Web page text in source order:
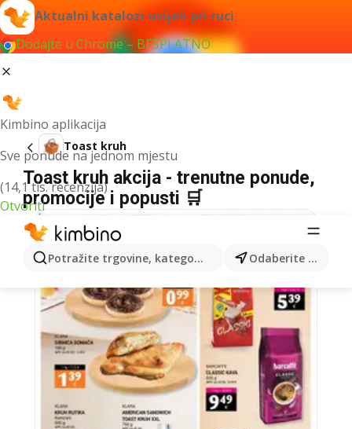
Aktualni katalozi uvijek pri ruci
Dodajte u Chrome – BESPLATNO
Kimbino aplikacija
Sve ponude na jednom mjestu
(14,1 tis. recenzija)
Otvoriti
Potražite trgovine, kategorije, proizvode... Odaberite grad
Toast kruh
Toast kruh akcija - trenutne ponude,
promocije i popusti 🛒